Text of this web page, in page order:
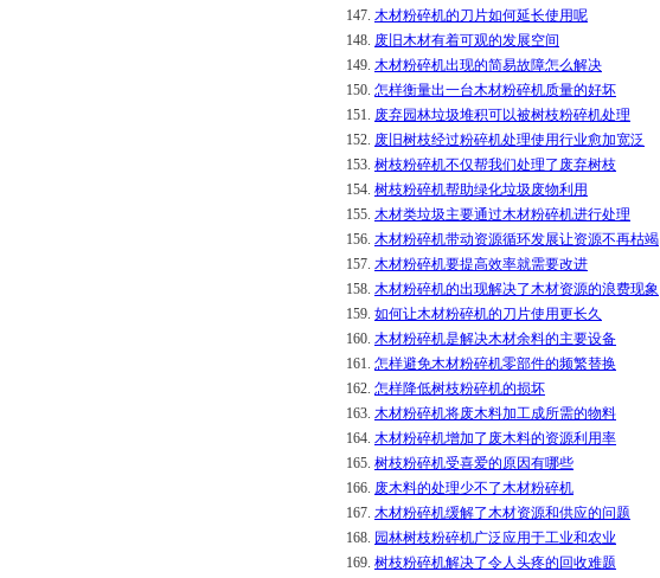
147. 木材粉碎机的刀片如何延长使用呢
148. 废旧木材有着可观的发展空间
149. 木材粉碎机出现的简易故障怎么解决
150. 怎样衡量出一台木材粉碎机质量的好坏
151. 废弃园林垃圾堆积可以被树枝粉碎机处理
152. 废旧树枝经过粉碎机处理使用行业愈加宽泛
153. 树枝粉碎机不仅帮我们处理了废弃树枝
154. 树枝粉碎机帮助绿化垃圾废物利用
155. 木材类垃圾主要通过木材粉碎机进行处理
156. 木材粉碎机带动资源循环发展让资源不再枯竭
157. 木材粉碎机要提高效率就需要改进
158. 木材粉碎机的出现解决了木材资源的浪费现象
159. 如何让木材粉碎机的刀片使用更长久
160. 木材粉碎机是解决木材余料的主要设备
161. 怎样避免木材粉碎机零部件的频繁替换
162. 怎样降低树枝粉碎机的损坏
163. 木材粉碎机将废木料加工成所需的物料
164. 木材粉碎机增加了废木料的资源利用率
165. 树枝粉碎机受喜爱的原因有哪些
166. 废木料的处理少不了木材粉碎机
167. 木材粉碎机缓解了木材资源和供应的问题
168. 园林树枝粉碎机广泛应用于工业和农业
169. 树枝粉碎机解决了令人头疼的回收难题